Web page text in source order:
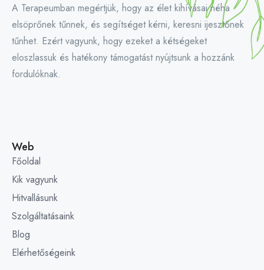
A Terapeumban megértjük, hogy az élet kihívásai néha
elsöprőnek tűnnek, és segítséget kérni, keresni ijesztőnek
tűnhet. Ezért vagyunk, hogy ezeket a kétségeket
eloszlassuk és hatékony támogatást nyújtsunk a hozzánk
fordulóknak.
Web
Főoldal
Kik vagyunk
Hitvallásunk
Szolgáltatásaink
Blog
Elérhetőségeink